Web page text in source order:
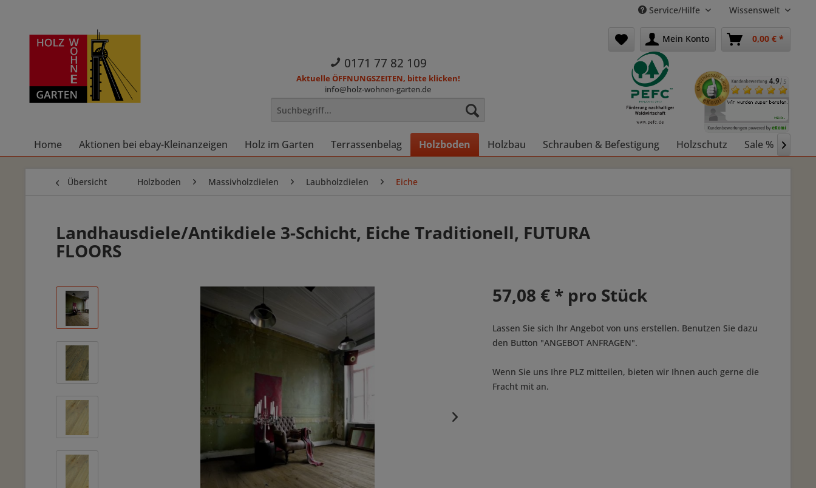
Service/Hilfe Wissenswelt
Mein Konto 0,00 € *
0171 77 82 109
Aktuelle ÖFFNUNGSZEITEN, bitte klicken!
info@holz-wohnen-garten.de
Home Aktionen bei ebay-Kleinanzeigen Holz im Garten Terrassenbelag Holzboden Holzbau Schrauben & Befestigung Holzschutz Sale % 
Übersicht Holzboden Massivholzdielen Laubholzdielen Eiche
Landhausdiele/Antikdiele 3-Schicht, Eiche Traditionell, FUTURA
FLOORS
57,08 € * pro Stück
Lassen Sie sich Ihr Angebot von uns erstellen. Benutzen Sie dazu
den Button "ANGEBOT ANFRAGEN".
Wenn Sie uns Ihre PLZ mitteilen, bieten wir Ihnen auch gerne die
Fracht mit an.